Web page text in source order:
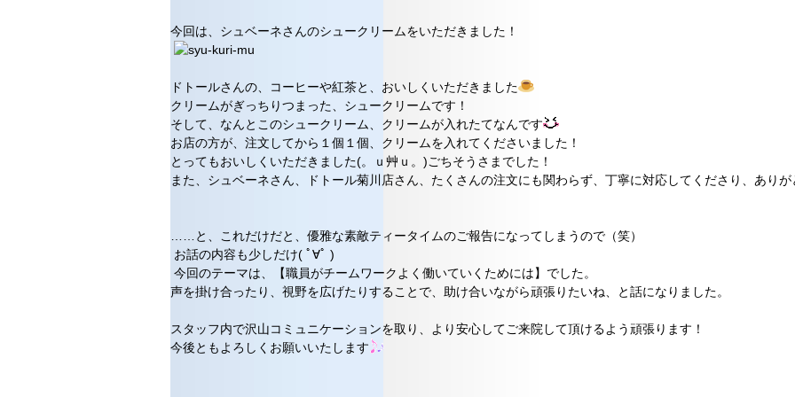
今回は、シュベーネさんのシュークリームをいただきました！
ドトールさんの、コーヒーや紅茶と、おいしくいただきました
クリームがぎっちりつまった、シュークリームです！
そして、なんとこのシュークリーム、クリームが入れたてなんです
お店の方が、注文してから１個１個、クリームを入れてくださいました！
とってもおいしくいただきました(。ｕ艸ｕ。)ごちそうさまでした！
また、シュベーネさん、ドトール菊川店さん、たくさんの注文にも関わらず、丁寧に対応してくださり、あり
……と、これだけだと、優雅な素敵ティータイムのご報告になってしまうので（笑）
お話の内容も少しだけ( ﾟ∀ﾟ )
今回のテーマは、【職員がチームワークよく働いていくためには】でした。
声を掛け合ったり、視野を広げたりすることで、助け合いながら頑張りたいね、と話になりました。
スタッフ内で沢山コミュニケーションを取り、より安心してご来院して頂けるよう頑張ります！
今後ともよろしくお願いいたします